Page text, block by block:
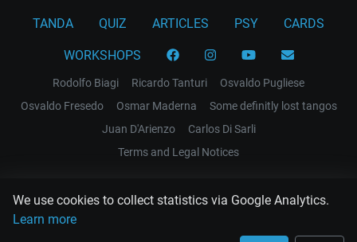
We use cookies to collect statistics via Google Analytics.
Learn more
TANDA QUIZ ARTICLES PSY CARDS
WORKSHOPS
Rodolfo Biagi Ricardo Tanturi
Osvaldo Pugliese
Osvaldo Fresedo
Osmar Maderna
Some definitly lost tangos
Juan D'Arienzo
Carlos Di Sarli
Terms and Legal Notices
EL RECODO TANGO